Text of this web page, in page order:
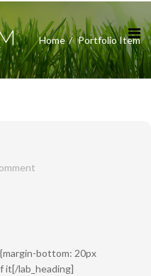
Home Portfolio Item
bottom: 20px
it[/lab_heading]